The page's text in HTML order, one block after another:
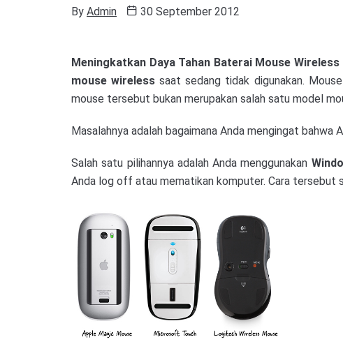
By Admin 30 September 2012
Meningkatkan Daya Tahan Baterai Mouse Wireless
mouse wireless saat sedang tidak digunakan.
mouse tersebut bukan merupakan salah satu model
Masalahnya adalah bagaimana Anda mengingat
Salah satu pilihannya adalah Anda menggunakan
Anda log off atau mematikan komputer. Cara tersebut